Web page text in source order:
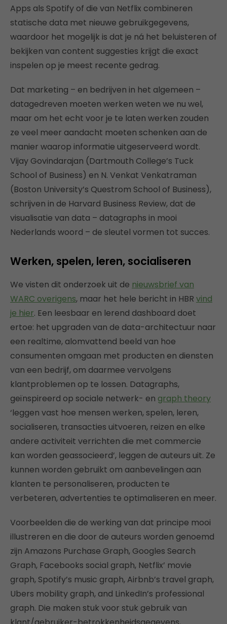
Apps als Spotify of die van Netflix combineren
statische data met nieuwe gebruikgegevens,
waardoor het mogelijk is dat je ná het beluisteren of
bekijken van content suggesties krijgt die exact
inspelen op je meest recente gedrag.
Dat marketing – en bedrijven in het algemeen –
datagedreven moeten werken weten we nu wel,
maar om het echt voor je te laten werken zouden
ze veel meer aandacht moeten schenken aan de
manier waarop informatie uitgeserveerd wordt.
Vijay Govindarajan (Dartmouth College’s Tuck
School of Business) en N. Venkat Venkatraman
(Boston University’s Questrom School of Business),
schrijven in de Harvard Business Review, dat de
visualisatie van data – datagraphs in mooi
Nederlands woord – de sleutel vormen tot succes.
Werken, spelen, leren, socialiseren
We visten dit onderzoek uit de nieuwsbrief van
WARC overigens, maar het hele bericht in HBR vind
je hier. Een leesbaar en lerend dashboard doet
ertoe: het upgraden van de data-architectuur naar
een ​​realtime, alomvattend beeld van hoe
consumenten omgaan met producten en diensten
van een bedrijf, om daarmee vervolgens
klantproblemen op te lossen. Datagraphs,
geïnspireerd op sociale netwerk- en graph theory
‘leggen vast hoe mensen werken, spelen, leren,
socialiseren, transacties uitvoeren, reizen en elke
andere activiteit verrichten die met commercie
kan worden geassocieerd’, leggen de auteurs uit. Ze
kunnen worden gebruikt om aanbevelingen aan
klanten te personaliseren, producten te
verbeteren, advertenties te optimaliseren en meer.
Voorbeelden die de werking van dat principe mooi
illustreren en die door de auteurs worden genoemd
zijn Amazons Purchase Graph, Googles Search
Graph, Facebooks social graph, Netflix’ movie
graph, Spotify’s music graph, Airbnb’s travel graph,
Ubers mobility graph, and LinkedIn’s professional
graph. Die maken stuk voor stuk gebruik van